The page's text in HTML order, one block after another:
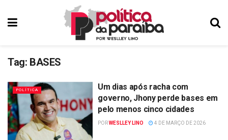
Tag: BASES
POLÍTICA
Um dias após racha com
governo, Jhony perde bases em
pelo menos cinco cidades
PORWESLLEY LINO 4 DE MARÇO DE 2026